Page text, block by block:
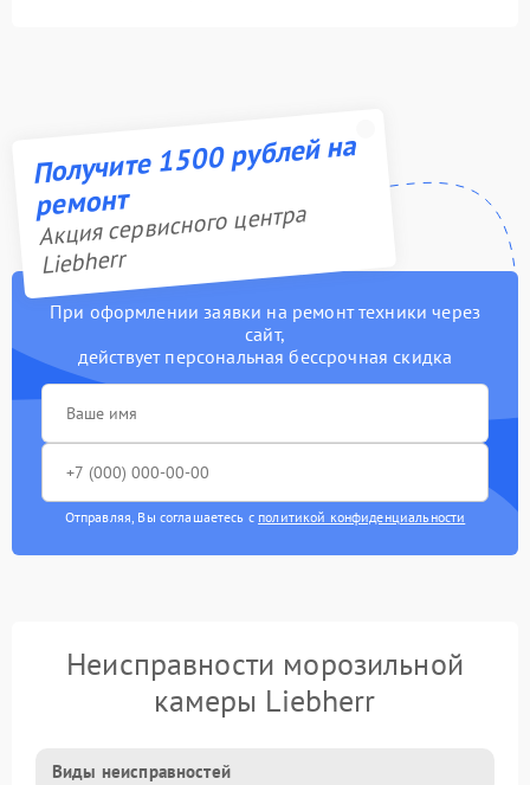
Получите 1500 рублей на
ремонт
Акция сервисного центра
Liebherr
При оформлении заявки на ремонт техники через
сайт,
действует персональная бессрочная скидка
Отправляя, Вы соглашаетесь с политикой конфиденциальности
Неисправности морозильной
камеры Liebherr
Виды неисправностей